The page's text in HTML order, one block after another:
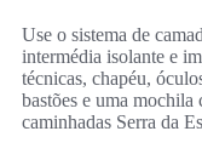
Use o sistema de
intermédia isolante e
técnicas, chapéu,
bastões e uma mochila
caminhadas Serra da